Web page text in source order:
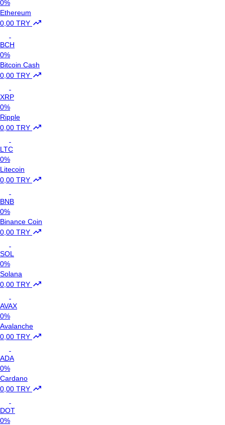
0%
Ethereum
0,00 TRY
BCH
0%
Bitcoin Cash
0,00 TRY
XRP
0%
Ripple
0,00 TRY
LTC
0%
Litecoin
0,00 TRY
BNB
0%
Binance Coin
0,00 TRY
SOL
0%
Solana
0,00 TRY
AVAX
0%
Avalanche
0,00 TRY
ADA
0%
Cardano
0,00 TRY
DOT
0%